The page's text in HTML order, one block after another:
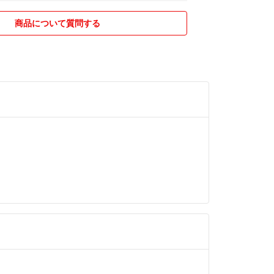
、サイズは測りが無いのでお伝え出来ません。電
商品について質問する